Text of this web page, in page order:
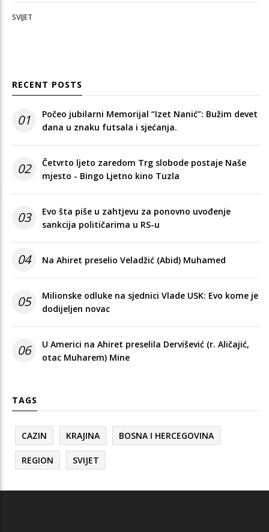
SVIJET
RECENT POSTS
01
Počeo jubilarni Memorijal “Izet Nanić”: Bužim devet
dana u znaku futsala i sjećanja.
02
Četvrto ljeto zaredom Trg slobode postaje Naše
mjesto - Bingo Ljetno kino Tuzla
03
Evo šta piše u zahtjevu za ponovno uvođenje
sankcija političarima u RS-u
04 Na Ahiret preselio Veladžić (Abid) Muhamed
05
Milionske odluke na sjednici Vlade USK: Evo kome je
dodijeljen novac
06
U Americi na Ahiret preselila Dervišević (r. Aličajić,
otac Muharem) Mine
TAGS
CAZIN KRAJINA BOSNA I HERCEGOVINA
REGION SVIJET